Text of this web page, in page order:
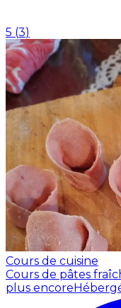
5 (3)
Cours de cuisine
Cours de pâtes
plus encore